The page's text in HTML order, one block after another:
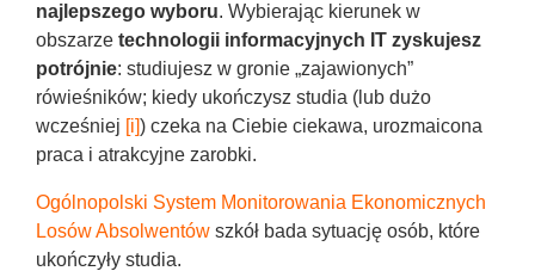
najlepszego wyboru. Wybierając kierunek w
obszarze technologii informacyjnych IT zyskujesz
potrójnie: studiujesz w gronie „zajawionych”
rówieśników; kiedy ukończysz studia (lub dużo
wcześniej [i]) czeka na Ciebie ciekawa, urozmaicona
praca i atrakcyjne zarobki.
Ogólnopolski System Monitorowania Ekonomicznych
Losów Absolwentów szkół bada sytuację osób, które
ukończyły studia.